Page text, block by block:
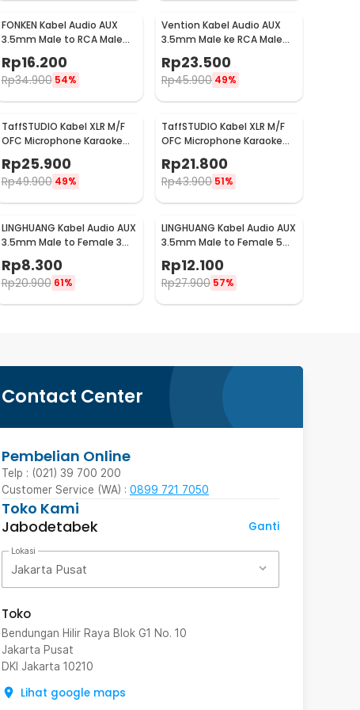
FONKEN Kabel Audio AUX
3.5mm Male to RCA Male
110cm - R1
Rp16.200
Rp34.900 54%
Vention Kabel Audio AUX
3.5mm Male ke RCA Male
HiFi 2M
Rp23.500
Rp45.900 49%
TaffSTUDIO Kabel XLR M/F
OFC Microphone Karaoke
Rp25.900
Rp49.900 49%
TaffSTUDIO Kabel XLR M/F
OFC Microphone Karaoke
Shielded 1M - BOF30
Rp21.800
Rp43.900 51%
LINGHUANG Kabel Audio AUX
3.5mm Male to Female 3M
- AV124
Rp8.300
Rp20.900 61%
LINGHUANG Kabel Audio AUX
3.5mm Male to Female 5M
Rp12.100
Rp27.900 57%
Contact Center
Pembelian Online
Telp : (021) 39 700 200
Customer Service (WA) : 0899 721 7050
Toko Kami
Jabodetabek
Ganti
Lokasi
Jakarta Pusat
Toko
Bendungan Hilir Raya Blok G1 No. 10
Jakarta Pusat
DKI Jakarta 10210
Lihat google maps